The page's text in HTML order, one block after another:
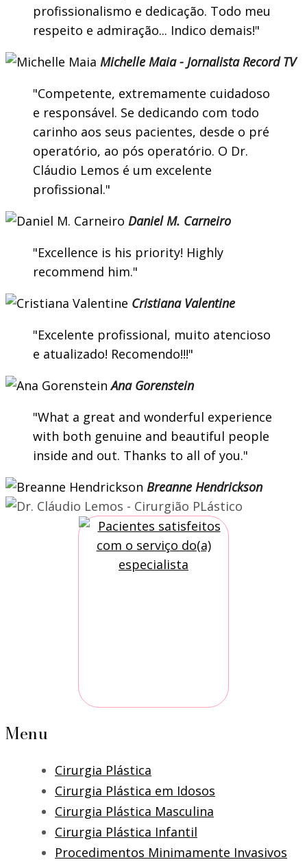
profissionalismo e dedicação. Todo meu
respeito e admiração... Indico demais!
Michelle Maia - Jornalista Record TV
Competente, extremamente cuidadoso
e responsável. Se dedicando com todo
carinho aos seus pacientes, desde o pré
operatório, ao pós operatório. O Dr.
Cláudio Lemos é um excelente
profissional.
Daniel M. Carneiro
Excellence is his priority! Highly
recommend him.
Cristiana Valentine
Excelente profissional, muito atencioso
e atualizado! Recomendo!!!
Ana Gorenstein
What a great and wonderful experience
with both genuine and beautiful people
inside and out. Thanks to all of you.
Breanne Hendrickson
Menu
Cirurgia Plástica
Cirurgia Plástica em Idosos
Cirurgia Plástica Masculina
Cirurgia Plástica Infantil
Procedimentos Minimamente Invasivos